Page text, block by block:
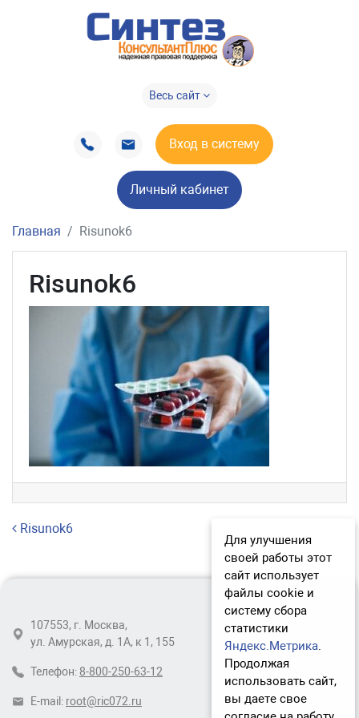
Весь сайт
Вход в систему
Личный кабинет
Главная Risunok6
Risunok6
Навигация по записям
Risunok6
107553, г. Москва,
ул. Амурская, д. 1А, к 1, 155
Телефон: 8-800-250-63-12
E-mail: root@ric072.ru
Для улучшения
своей работы этот
сайт использует
файлы cookie и
систему сбора
статистики
Яндекс.Метрика.
Продолжая
использовать сайт,
вы даете свое